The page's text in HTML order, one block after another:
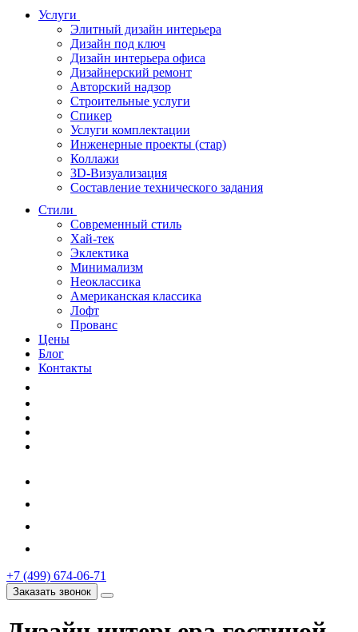
Услуги
Элитный дизайн интерьера
Дизайн под ключ
Дизайн интерьера офиса
Дизайнерский ремонт
Авторский надзор
Строительные услуги
Спикер
Услуги комплектации
Инженерные проекты (стар)
Коллажи
3D-Визуализация
Составление технического задания
Стили
Современный стиль
Хай-тек
Эклектика
Минимализм
Неоклассика
Американская классика
Лофт
Прованс
Цены
Блог
Контакты
+7 (499) 674-06-71
Заказать звонок